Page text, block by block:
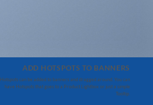
ADD HOTSPOTS TO BANNERS
Hotspots can be added to banners and dragged around. You can
have Hotspots that goes to a Product Lightbox or just a simple
Tooltip.